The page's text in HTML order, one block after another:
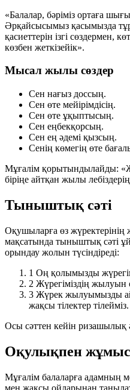
«Балалар, бәріміз ортаға
Әрқайсысымыз қасымызда
қасиеттерін ізгі сөздермен,
көзбен жеткізейік».
Мысал жылы сөздер
Сен нағыз доссың.
Сен өте мейірімдісің.
Сен өте ұқыптысың.
Сен еңбекқорсың.
Сен ең әдемі қызсың.
Сенің көмегің өте
Мұғалім қорытындылайды:
біріңе айтқан жылы
Тыныштық сәті
Оқушыларға өз жүректерінің
мақсатында тыныштық сәті
орындау жолын түсіндіреді:
1 Оң қолымызды
2 Жүрегіміздің жылуын
3 Жүрек жылуымызды
жақсы тілектер тілейміз.
Осы сәттен кейін ризашылық
Оқулықпен
Мұғалім балаларға адамның
мен жақсы ойларынан